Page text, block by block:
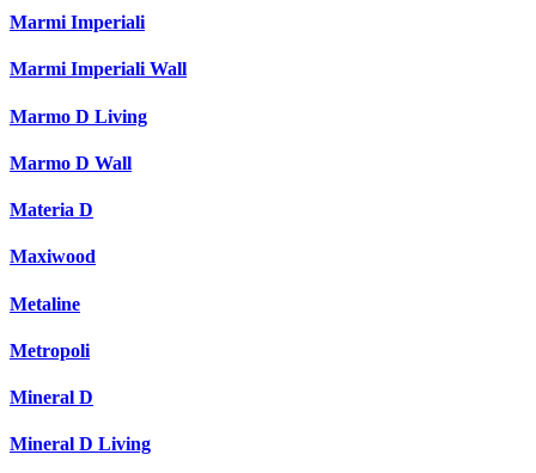
Marmi Imperiali
Marmi Imperiali Wall
Marmo D Living
Marmo D Wall
Materia D
Maxiwood
Metaline
Metropoli
Mineral D
Mineral D Living